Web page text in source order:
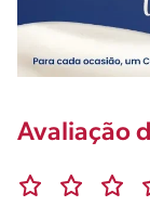
Avaliação